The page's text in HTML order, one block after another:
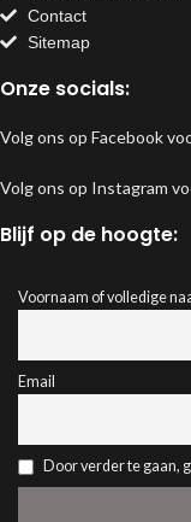
Contact
Sitemap
Onze socials:
Volg ons op Facebook
Volg ons op Instagram
Blijf op de hoogte:
Voornaam of volledige
Email
Door verder te gaan,